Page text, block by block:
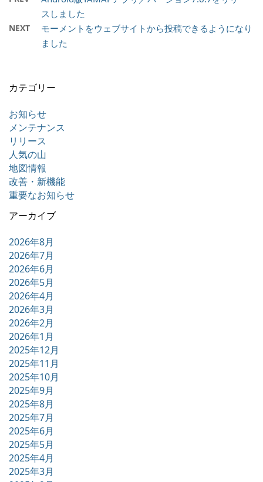
スしました
NEXT
モーメントをウェブサイトから投稿できるようになり
ました
カテゴリー
お知らせ
メンテナンス
リリース
人気の山
地図情報
改善・新機能
重要なお知らせ
アーカイブ
2026年8月
2026年7月
2026年6月
2026年5月
2026年4月
2026年3月
2026年2月
2026年1月
2025年12月
2025年11月
2025年10月
2025年9月
2025年8月
2025年7月
2025年6月
2025年5月
2025年4月
2025年3月